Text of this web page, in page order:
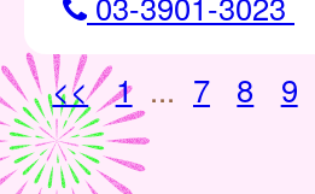
<<
1 ... 7 8 9